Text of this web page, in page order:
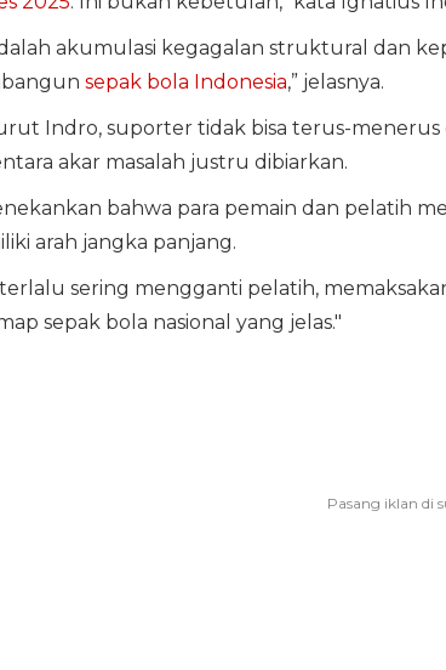
akumulasi kegagalan struktural dan
sepak bola Indonesia,” jelasnya.
Indro, suporter tidak bisa terus-menerus
akar masalah justru dibiarkan.
bahwa para pemain dan pelatih
arah jangka panjang.
terlalu sering mengganti pelatih,
sepak bola nasional yang jelas."